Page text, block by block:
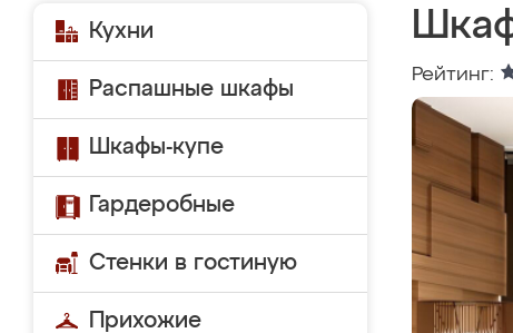
Кухни
Распашные шкафы
Шкафы-купе
Гардеробные
Стенки в гостиную
Прихожие
Рейтинг: